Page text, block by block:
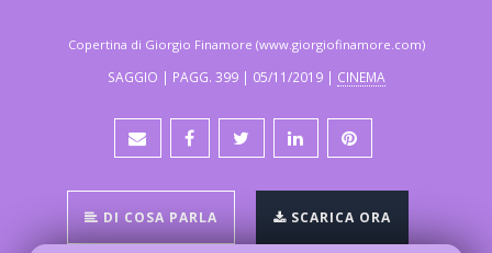
Copertina di Giorgio Finamore (www.giorgiofinamore.com)
SAGGIO | PAGG. 399 | 05/11/2019 | CINEMA
DI COSA PARLA SCARICA ORA